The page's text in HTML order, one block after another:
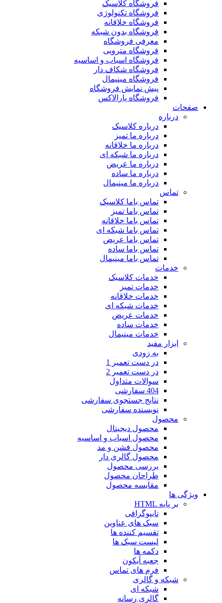
فروشگاه کلاسیک
فروشگاه تکنولوژی
فروشگاه خلاقانه
فروشگاه بدون شبکه
معرفی فروشگاه
فروشگاه مترویی
فروشگاه اسباب و اساسیه
فروشگاه شکاف دار
فروشگاه مینیمال
پیش نمایش فروشگاه
فروشگاه پارالاکس
صفحات
درباره
درباره کلاسیک
درباره ما تمیز
درباره ما خلاقانه
درباره ما شبکه ای
درباره ما عریض
درباره ما ساده
درباره ما مینیمال
تماس
تماس باما کلاسیک
تماس باما تمیز
تماس باما خلاقانه
تماس باما شبکه ای
تماس باما عریض
تماس باما ساده
تماس باما مینیمال
خدمات
خدمات کلاسیک
خدمات تمیز
خدمات خلاقانه
خدمات شبکه ای
خدمات عریض
خدمات ساده
خدمات مینیمال
ابزار مفید
به زودی
در دست تعمیر 1
در دست تعمیر 2
سوالات متداول
404 سفارشی
نتایج جستجوی سفارشی
نویسنده سفارشی
محصول
محصول دیجیتال
محصول اسباب و اساسیه
محصول فشن و مد
محصول گالری دار
بررسی محصول
طراحان محصول
مقایسه محصول
ویژگی ها
بر پایه HTML
تایپوگرافی
سبک های عناوین
تقسیم کننده ها
لیست سبک ها
دکمه ها
جعبه آیکون
فرم های تماس
شبکه و گالری
شبکه ای
گالری رسانه